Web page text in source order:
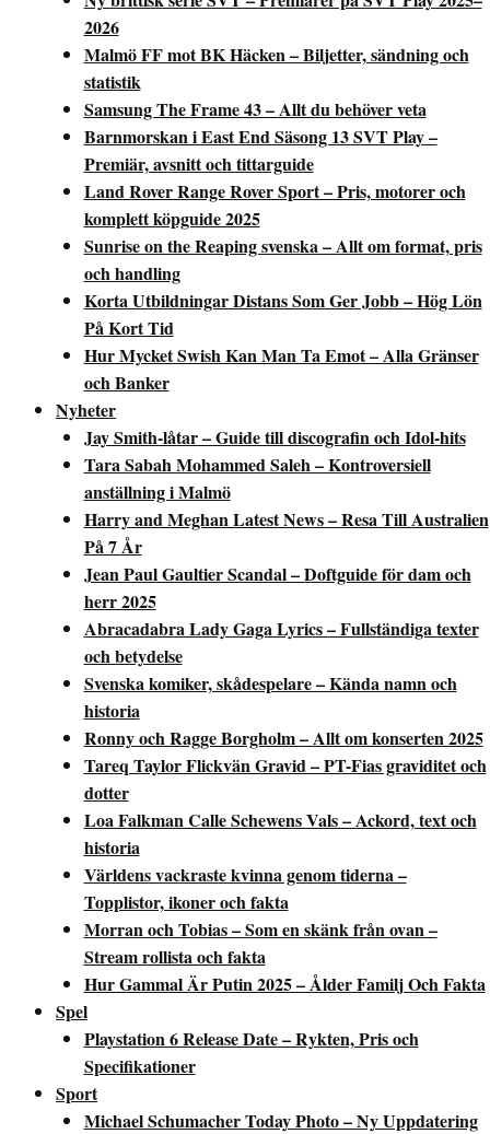
2026
Malmö FF mot BK Häcken – Biljetter, sändning och
statistik
Samsung The Frame 43 – Allt du behöver veta
Barnmorskan i East End Säsong 13 SVT Play –
Premiär, avsnitt och tittarguide
Land Rover Range Rover Sport – Pris, motorer och
komplett köpguide 2025
Sunrise on the Reaping svenska – Allt om format, pris
och handling
Korta Utbildningar Distans Som Ger Jobb – Hög Lön
På Kort Tid
Hur Mycket Swish Kan Man Ta Emot – Alla Gränser
och Banker
Nyheter
Jay Smith-låtar – Guide till discografin och Idol-hits
Tara Sabah Mohammed Saleh – Kontroversiell
anställning i Malmö
Harry and Meghan Latest News – Resa Till Australien
På 7 År
Jean Paul Gaultier Scandal – Doftguide för dam och
herr 2025
Abracadabra Lady Gaga Lyrics – Fullständiga texter
och betydelse
Svenska komiker, skådespelare – Kända namn och
historia
Ronny och Ragge Borgholm – Allt om konserten 2025
Tareq Taylor Flickvän Gravid – PT-Fias graviditet och
dotter
Loa Falkman Calle Schewens Vals – Ackord, text och
historia
Världens vackraste kvinna genom tiderna –
Topplistor, ikoner och fakta
Morran och Tobias – Som en skänk från ovan –
Stream rollista och fakta
Hur Gammal Är Putin 2025 – Ålder Familj Och Fakta
Spel
Playstation 6 Release Date – Rykten, Pris och
Specifikationer
Sport
Michael Schumacher Today Photo – Ny Uppdatering